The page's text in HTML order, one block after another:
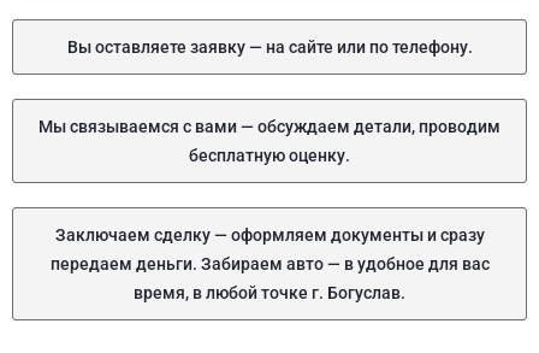
Вы оставляете заявку — на сайте или по телефону.
Мы связываемся с вами — обсуждаем детали, проводим
бесплатную оценку.
Заключаем сделку — оформляем документы и сразу
передаем деньги. Забираем авто — в удобное для вас
время, в любой точке г. Богуслав.